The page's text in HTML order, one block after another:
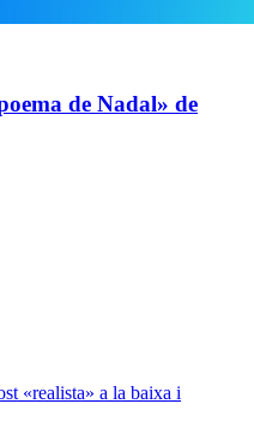
de Nadal» de